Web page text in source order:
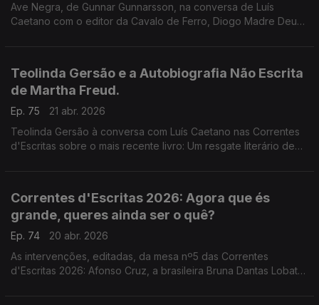
Ave Negra, de Gunnar Gunnarsson, na conversa de Luís
Caetano com o editor da Cavalo de Ferro, Diogo Madre Deus.
Teolinda Gersão e a Autobiografia Não Escrita
de Martha Freud.
Ep. 75
21 abr. 2026
Teolinda Gersão à conversa com Luís Caetano nas Correntes
d'Escritas sobre o mais recente livro: Um resgate literário de
Correntes d'Escritas 2026: Agora que és
grande, queres ainda ser o quê?
Ep. 74
20 abr. 2026
As intervenções, editadas, da mesa nº5 das Correntes
d'Escritas 2026: Afonso Cruz, a brasileira Bruna Dantas Lobato,